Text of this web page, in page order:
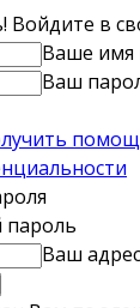
Войдите в
Ваше имя
Ваш
пароль
Ваш